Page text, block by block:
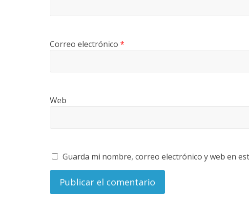
Correo electrónico *
Web
Guarda mi nombre, correo electrónico y web en